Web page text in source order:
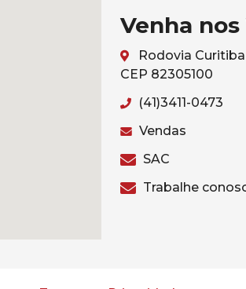
Venha
Rodovia
CEP 82305100
(41)3411-0473
Vendas
SAC
Trabalhe